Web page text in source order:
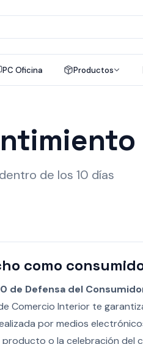
PC Oficina Productos
de los 10 días
como
de Defensa del
Comercio Interior te
por medios
o la celebración del